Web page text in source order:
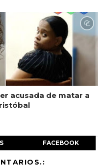
acusada de matar a
FACEBOOK